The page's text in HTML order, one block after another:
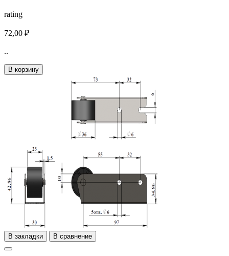
rating
72,00 ₽
..
В корзину
В закладки В сравнение